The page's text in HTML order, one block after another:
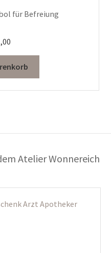
für Befreiung
Atelier Wonnereich